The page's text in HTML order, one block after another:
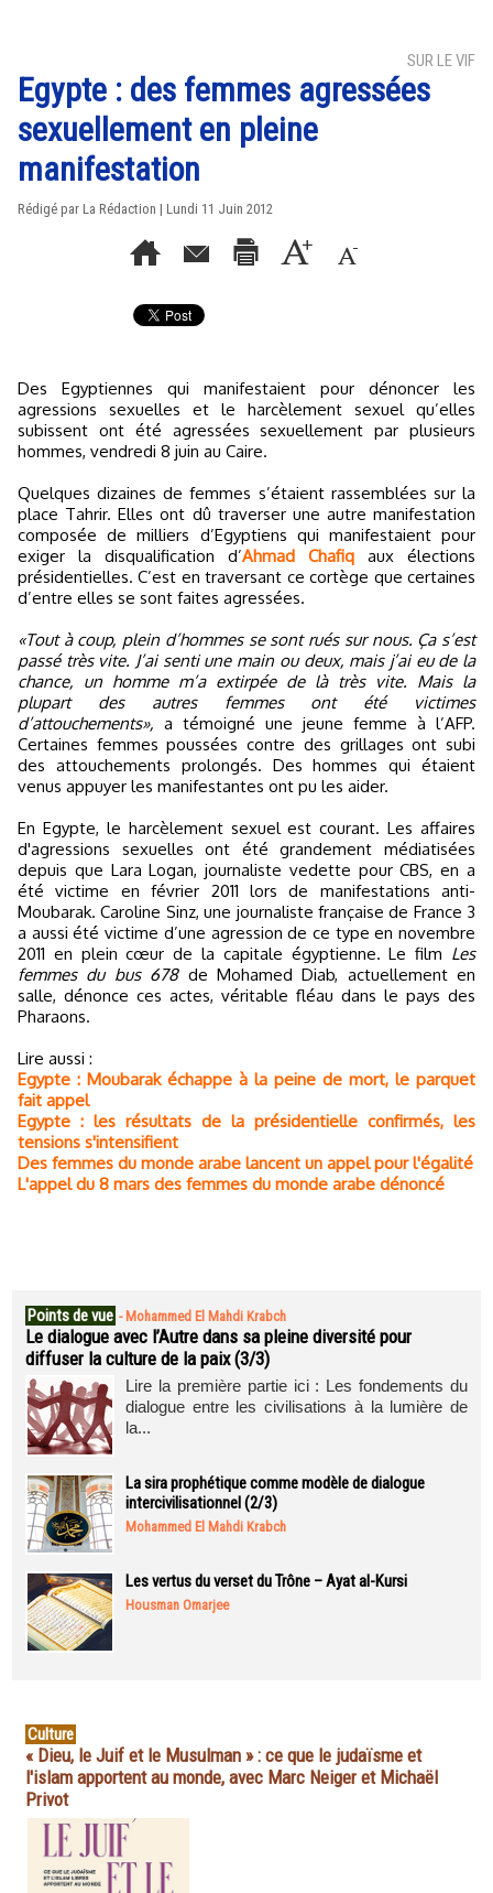
SUR LE VIF
Egypte : des femmes agressées
sexuellement en pleine
manifestation
Rédigé par La Rédaction | Lundi 11 Juin 2012
Des Egyptiennes qui manifestaient pour dénoncer les
agressions sexuelles et le harcèlement sexuel qu’elles
subissent ont été agressées sexuellement par plusieurs
hommes, vendredi 8 juin au Caire.
Quelques dizaines de femmes s’étaient rassemblées sur la
place Tahrir. Elles ont dû traverser une autre manifestation
composée de milliers d’Egyptiens qui manifestaient pour
exiger la disqualification d’Ahmad Chafiq aux élections
présidentielles. C’est en traversant ce cortège que certaines
d’entre elles se sont faites agressées.
«Tout à coup, plein d’hommes se sont rués sur nous. Ça s’est
passé très vite. J’ai senti une main ou deux, mais j’ai eu de la
chance, un homme m’a extirpée de là très vite. Mais la
plupart des autres femmes ont été victimes
d’attouchements», a témoigné une jeune femme à l’AFP.
Certaines femmes poussées contre des grillages ont subi
des attouchements prolongés. Des hommes qui étaient
venus appuyer les manifestantes ont pu les aider.
En Egypte, le harcèlement sexuel est courant. Les affaires
d'agressions sexuelles ont été grandement médiatisées
depuis que Lara Logan, journaliste vedette pour CBS, en a
été victime en février 2011 lors de manifestations anti-
Moubarak. Caroline Sinz, une journaliste française de France 3
a aussi été victime d’une agression de ce type en novembre
2011 en plein cœur de la capitale égyptienne. Le film Les
femmes du bus 678de Mohamed Diab, actuellement en
salle, dénonce ces actes, véritable fléau dans le pays des
Pharaons.
Lire aussi :
Egypte : Moubarak échappe à la peine de mort, le parquet
fait appel
Egypte : les résultats de la présidentielle confirmés, les
tensions s'intensifient
Des femmes du monde arabe lancent un appel pour l'égalité
L'appel du 8 mars des femmes du monde arabe dénoncé
Points de vue - Mohammed El Mahdi Krabch
Le dialogue avec l’Autre dans sa pleine diversité pour
diffuser la culture de la paix (3/3)
Lire la première partie ici : Les fondements du
dialogue entre les civilisations à la lumière de
la...
La sira prophétique comme modèle de dialogue
intercivilisationnel (2/3)
Mohammed El Mahdi Krabch
Les vertus du verset du Trône – Ayat al-Kursi
Housman Omarjee
Culture
« Dieu, le Juif et le Musulman » : ce que le judaïsme et
l'islam apportent au monde, avec Marc Neiger et Michaël
Privot